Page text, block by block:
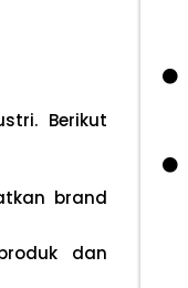
Berikut
brand
dan